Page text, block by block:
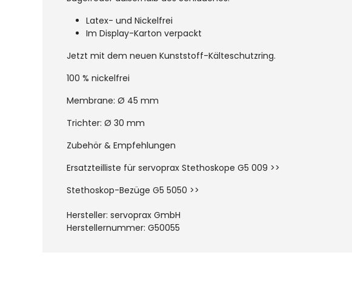
Latex- und Nickelfrei
Im Display-Karton verpackt
Jetzt mit dem neuen Kunststoff-Kälteschutzring.
100 % nickelfrei
Membrane: Ø 45 mm
Trichter: Ø 30 mm
Zubehör & Empfehlungen
Ersatzteilliste für servoprax Stethoskope G5 009 >>
Stethoskop-Bezüge G5 5050 >>
Hersteller: servoprax GmbH
Herstellernummer: G50055